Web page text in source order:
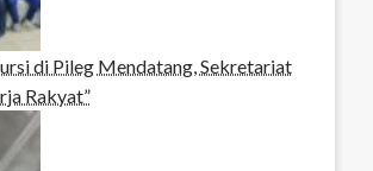
di Pileg Mendatang, Sekretariat
Rakyat”